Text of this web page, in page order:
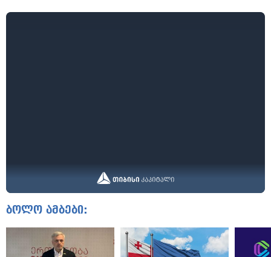
ბოლო ამბები: